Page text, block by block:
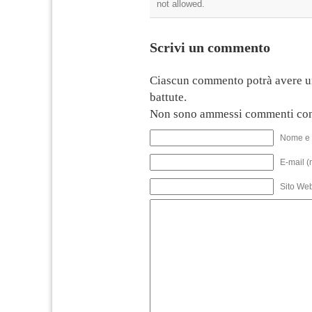
not allowed.
Scrivi un commento
Ciascun commento potrà avere
battute.
Non sono ammessi commenti
Nome
E-mail
Sito